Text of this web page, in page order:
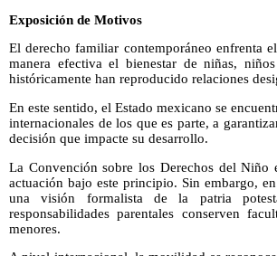
Exposición de Motivos
El derecho familiar contemporáneo enfrenta
manera efectiva el bienestar de niñas,
históricamente han reproducido relaciones
En este sentido, el Estado mexicano se
internacionales de los que es parte, a
decisión que impacte su desarrollo.
La Convención sobre los Derechos del Niño
actuación bajo este principio. Sin embargo,
una visión formalista de la patria
responsabilidades parentales conserven
menores.